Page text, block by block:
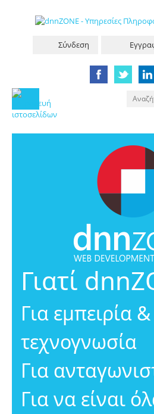
Σύνδεση
Γιατί
Για εμπειρία &
τεχνογνωσία
Για
Για να είναι